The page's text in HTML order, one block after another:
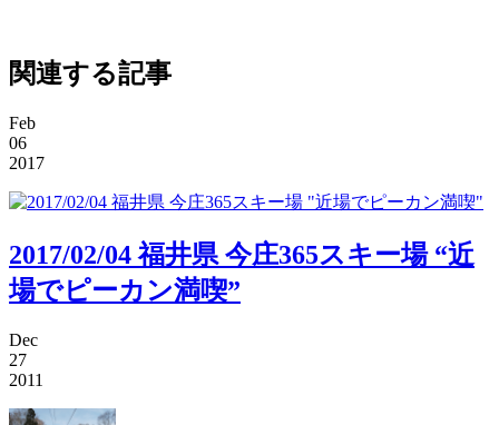
関連する記事
Feb
06
2017
2017/02/04 福井県 今庄365スキー場 “近
場でピーカン満喫”
Dec
27
2011